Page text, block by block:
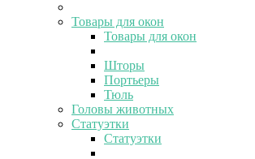
Товары для окон
Товары для окон
Шторы
Портьеры
Тюль
Головы животных
Статуэтки
Статуэтки